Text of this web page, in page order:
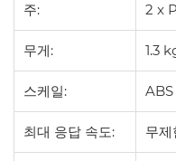
주: 2 x
무게: 1.3
스케일: ABS
최대 응답 속도: 무제